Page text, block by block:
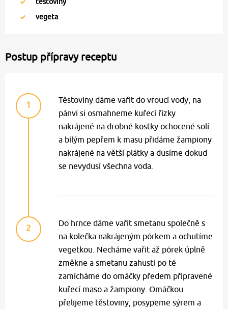
vegeta
Postup přípravy receptu
1
Těstoviny dáme vařit do vroucí vody, na
pánvi si osmahneme kuřecí řízky
nakrájené na drobné kostky ochocené solí
a bílým pepřem k masu přidáme žampiony
nakrájené na větší plátky a dusíme dokud
se nevydusí všechna voda.
2
Do hrnce dáme vařit smetanu společně s
na kolečka nakrájeným pórkem a ochutíme
vegetkou. Necháme vařit až pórek úplně
změkne a smetanu zahustí po té
zamícháme do omáčky předem připravené
kuřecí maso a žampiony. Omáčkou
přelijeme těstoviny, posypeme sýrem a